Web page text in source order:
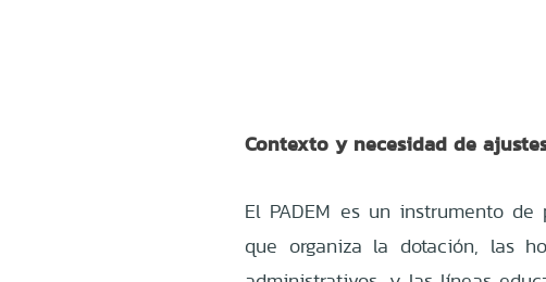
Contexto y necesidad de
El PADEM es un instrumento de
que organiza la dotación, las